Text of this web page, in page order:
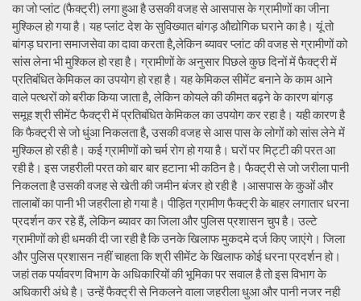
का जो प्लांट (फैक्ट्री) लगा हुआ है उसकी वजह से आसपास के ग्रामीणों का जीना
मुश्किल हो गया है। यह प्लांट देश के सुविख्यात बांगड़ औद्योगिक घराने का है। यूं तो
बांगड़ घराना समाजसेवा का दावा करता है,लेकिन ब्यावर प्लांट की वजह से ग्रामीणों को
सांस लेना भी मुश्किल हो रहा है। ग्रामीणों के अनुसार पिछले कुछ दिनों में फैक्ट्री में
प्रतिबंधित केमिकल का उपयोग हो रहा है। यह केमिकल सीमेंट बनाने के काम आने
वाले पत्थरों को बरीक किया जाता है, लेकिन कोयले की कीमत बढ़ने के कारण बांगड़
समूह श्री सीमेंट फैक्ट्री में प्रतिबंधित केमिकल का उपयोग कर रहा है। यही कारण है
कि फैक्ट्री से जो धुंआ निकलता है, उसकी वजह से आस पास के लोगों को सांस लेने में
मुश्किल हो रही है। कई ग्रामीणों को चर्म रोग हो गया है। घरों पर मिट्टी की परत आ
रही है। इस जहरीली परत को बार बार हटाना भी कठिन है। फैक्ट्री से जो जरीला पानी
निकलता है उसकी वजह से खेती की जमीन बंजर हो रही है ।आसपास के कुओं और
तालाबों का पानी भी जहरीला हो गया है। पीड़ित ग्रामीण फैक्ट्री के बाहर लगातार धरना
प्रदर्शन कर रहे हैं, लेकिन ब्यावर का जिला और पुलिस प्रशासन चुप है। उल्टे
ग्रामीणों को ही धमकी दी जा रही है कि उनके खिलाफ मुकदमे दर्ज किए जाएंगे। जिला
और पुलिस प्रशासन नहीं चाहता कि श्री सीमेंट के खिलाफ कोई धरना प्रदर्शन हो।
जहां तक पर्यावरण विभाग के अधिकारियों की भूमिका पर सवाल है तो इस विभाग के
अधिकारी अंधे है। उन्हें फैक्ट्री से निकलने वाला जहरीला धुआ और पानी नजर नही